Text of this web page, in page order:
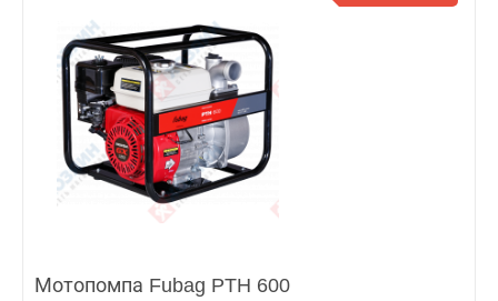
Мотопомпа Fubag PTH 600